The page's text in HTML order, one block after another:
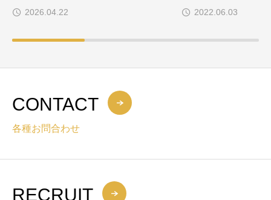
2026.04.22 2022.06.03
CONTACT
各種お問合わせ
RECRUIT